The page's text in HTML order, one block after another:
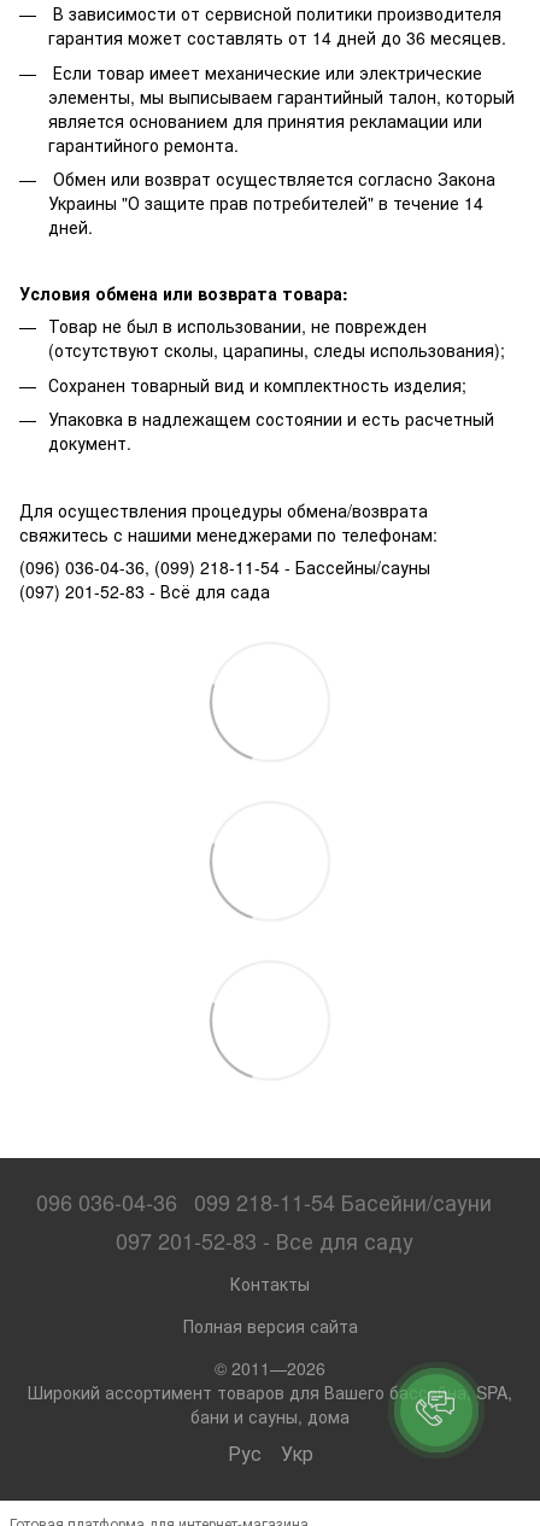
В зависимости от сервисной политики производителя
гарантия может составлять от 14 дней до 36 месяцев.
Если товар имеет механические или электрические
элементы, мы выписываем гарантийный талон, который
является основанием для принятия рекламации или
гарантийного ремонта.
Обмен или возврат осуществляется согласно Закона
Украины "О защите прав потребителей" в течение 14
дней.
Условия обмена или возврата товара:
Товар не был в использовании, не поврежден
(отсутствуют сколы, царапины, следы использования);
Сохранен товарный вид и комплектность изделия;
Упаковка в надлежащем состоянии и есть расчетный
документ.
Для осуществления процедуры обмена/возврата
свяжитесь с нашими менеджерами по телефонам:
(096) 036-04-36, (099) 218-11-54 - Бассейны/сауны
(097) 201-52-83 - Всё для сада
096 036-04-36
099 218-11-54 Басейни/сауни
097 201-52-83 - Все для саду
Контакты
Полная версия сайта
© 2011—2026
Широкий ассортимент товаров для Вашего бассейна, SPA,
бани и сауны, дома
Рус Укр